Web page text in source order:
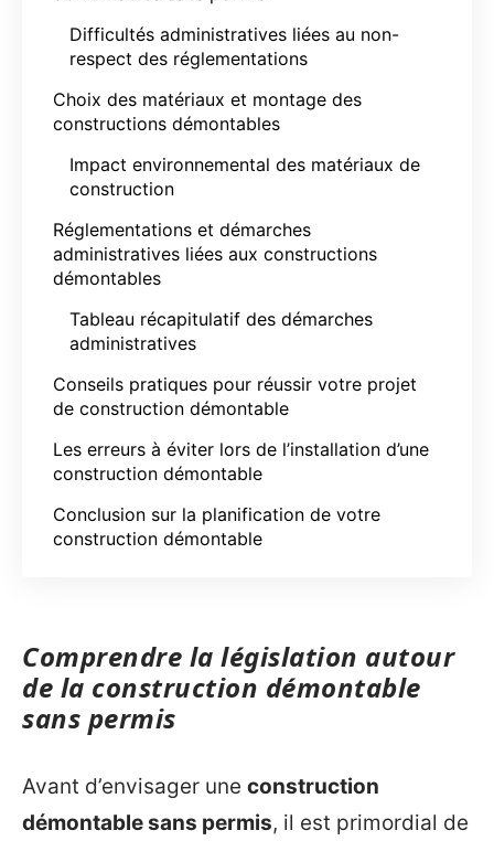
Difficultés administratives liées au non-
respect des réglementations
Choix des matériaux et montage des
constructions démontables
Impact environnemental des matériaux de
construction
Réglementations et démarches
administratives liées aux constructions
démontables
Tableau récapitulatif des démarches
administratives
Conseils pratiques pour réussir votre projet
de construction démontable
Les erreurs à éviter lors de l’installation d’une
construction démontable
Conclusion sur la planification de votre
construction démontable
Comprendre la législation autour
de la construction démontable
sans permis
Avant d’envisager une construction
démontable sans permis, il est primordial de